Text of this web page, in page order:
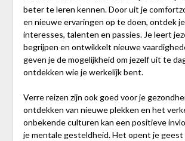
beter te leren kennen. Door uit je
en nieuwe ervaringen op te doen, ontdek
interesses, talenten en passies. Je leert
begrijpen en ontwikkelt nieuwe
geven je de mogelijkheid om jezelf uit te
ontdekken wie je werkelijk bent.
Verre reizen zijn ook goed voor je
ontdekken van nieuwe plekken en het
onbekende culturen kan een positieve
je mentale gesteldheid. Het opent je geest